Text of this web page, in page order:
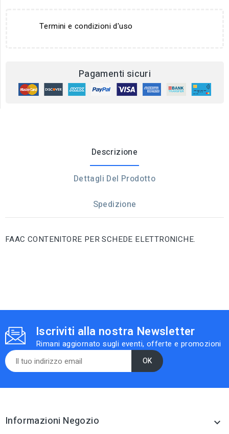
Termini e condizioni d'uso
Pagamenti sicuri
Descrizione
Dettagli Del Prodotto
Spedizione
FAAC CONTENITORE PER SCHEDE ELETTRONICHE.
Iscriviti alla nostra Newsletter
Rimani aggiornato sugli eventi, offerte e promozioni
Informazioni Negozio 